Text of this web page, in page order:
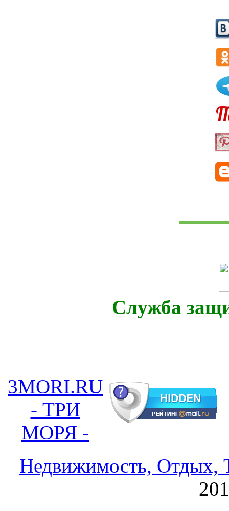
Служба
3MORI.RU
- ТРИ
МОРЯ -
Недвижимость, Отдых,